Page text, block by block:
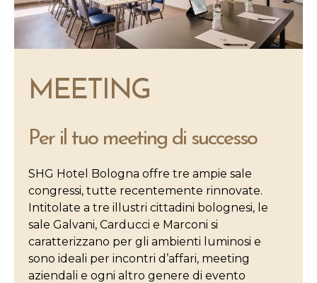
MEETING
Per il tuo meeting di successo
SHG Hotel Bologna offre tre ampie sale
congressi, tutte recentemente rinnovate.
Intitolate a tre illustri cittadini bolognesi, le
sale Galvani, Carducci e Marconi si
caratterizzano per gli ambienti luminosi e
sono ideali per incontri d’affari, meeting
aziendali e ogni altro genere di evento